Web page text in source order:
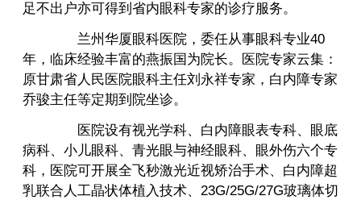
足不出户亦可得到省内眼科专家的诊疗服务。
兰州华厦眼科医院，委任从事眼科专业40
年，临床经验丰富的燕振国为院长。医院专家云集：
原甘肃省人民医院眼科主任刘永祥专家，白内障专家
乔骏主任等定期到院坐诊。
医院设有视光学科、白内障眼表专科、眼底
病科、小儿眼科、青光眼与神经眼科、眼外伤六个专
科，医院可开展全飞秒激光近视矫治手术、白内障超
乳联合人工晶状体植入技术、23G/25G/27G玻璃体切